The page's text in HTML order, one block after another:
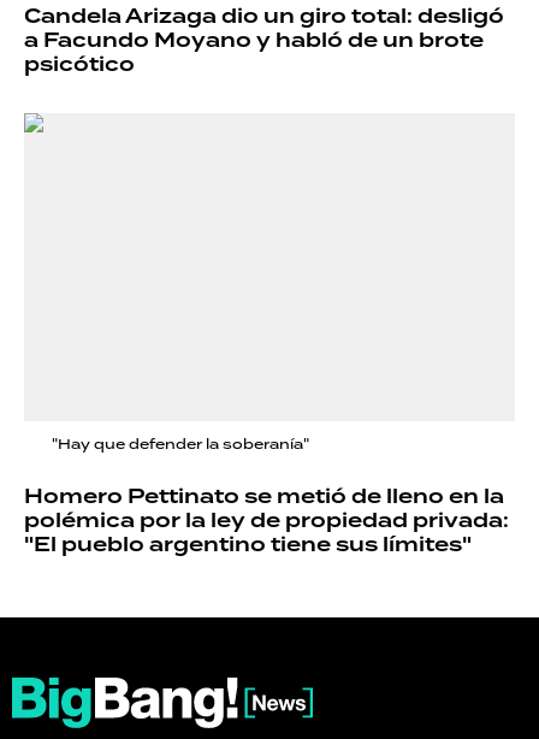
Candela Arizaga dio un giro total: desligó
a Facundo Moyano y habló de un brote
psicótico
"Hay que defender la soberanía"
Homero Pettinato se metió de lleno en la
polémica por la ley de propiedad privada:
"El pueblo argentino tiene sus límites"